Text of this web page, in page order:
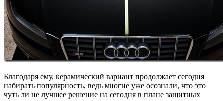
Благодаря ему, керамический вариант продолжает сегодня
набирать популярность, ведь многие уже осознали, что это
чуть ли не лучшее решение на сегодня в плане защитных